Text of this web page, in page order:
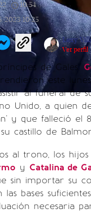
| 10:54 |
2023 10:25
Lexy
Ver perfil
de Gales,
este
al funeral de
Unido, a quien
y que falleció el
castillo de
al trono, los hijos
y Catalina de
sin importar su
bases
necesaria